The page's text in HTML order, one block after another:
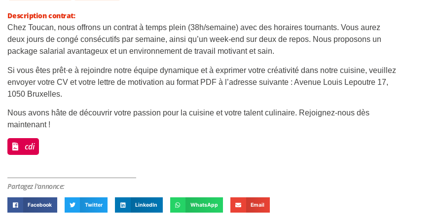
Description contrat:
Chez Toucan, nous offrons un contrat à temps plein (38h/semaine) avec des horaires tournants. Vous aurez
deux jours de congé consécutifs par semaine, ainsi qu’un week-end sur deux de repos. Nous proposons un
package salarial avantageux et un environnement de travail motivant et sain.
Si vous êtes prêt·e à rejoindre notre équipe dynamique et à exprimer votre créativité dans notre cuisine, veuillez
envoyer votre CV et votre lettre de motivation au format PDF à l’adresse suivante : Avenue Louis Lepoutre 17,
1050 Bruxelles.
Nous avons hâte de découvrir votre passion pour la cuisine et votre talent culinaire. Rejoignez-nous dès
maintenant !
cdi
Partagez l'annonce:
Facebook Twitter LinkedIn WhatsApp Email